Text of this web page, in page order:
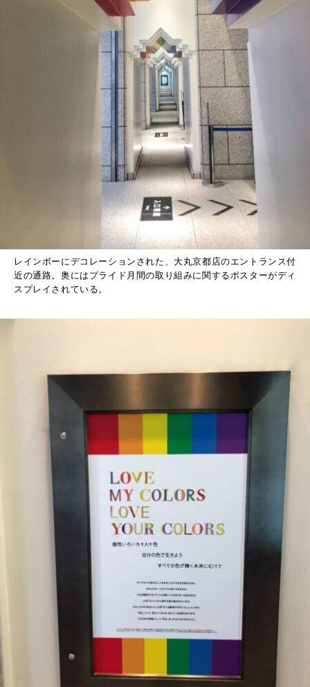
レインボーにデコレーションされた、大丸京都店のエントランス付
近の通路。奥にはプライド月間の取り組みに関するポスターがディ
スプレイされている。